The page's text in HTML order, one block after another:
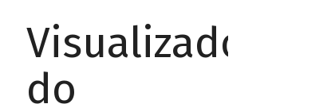
Visualizador
do